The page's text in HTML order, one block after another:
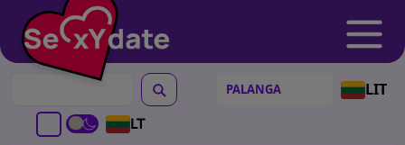
LIT
LT